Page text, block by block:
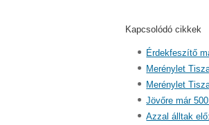
Kapcsolódó cikkek
Érdekfeszítő
Merénylet
Merénylet
Jövőre már
Azzal álltak